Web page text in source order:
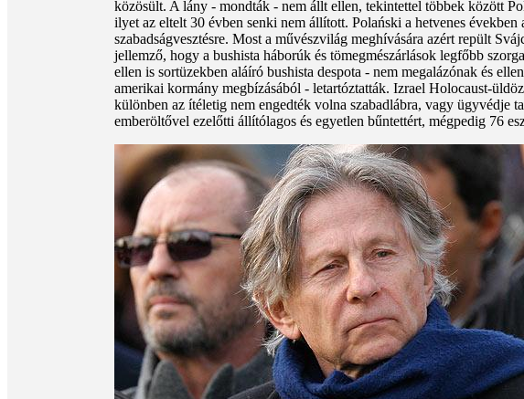
közösült. A lány - mondták - nem állt ellen, tekintettel többek között
ilyet az eltelt 30 évben senki nem állított. Polański a hetvenes
szabadságvesztésre. Most a művészvilág meghívására azért repült
jellemző, hogy a bushista háborúk és tömegmészárlások legfőbb
ellen is sortüzekben aláíró bushista despota - nem megalázónak és
amerikai kormány megbízásából - letartóztatták. Izrael Holocaust-
különben az ítéletig nem engedték volna szabadlábra, vagy ügyvédje
emberöltővel ezelőtti állítólagos és egyetlen bűntettért, mégpedig 76